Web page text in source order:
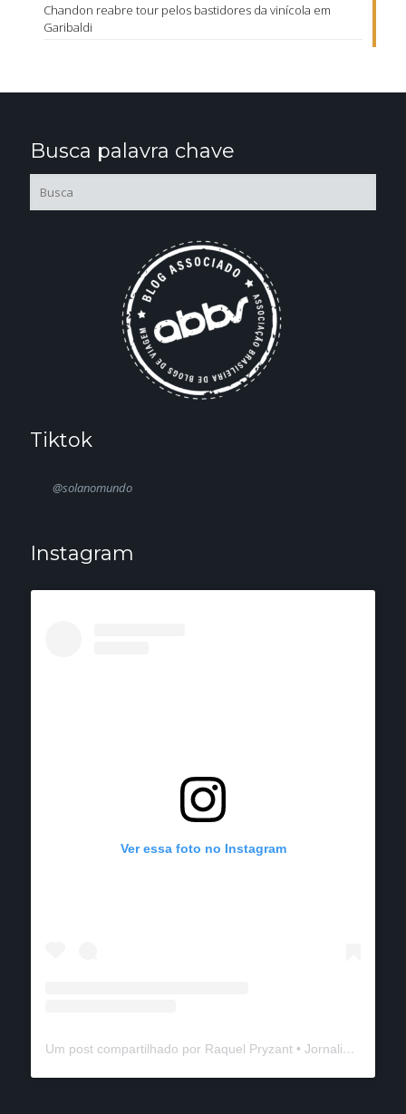
Chandon reabre tour pelos bastidores da vinícola em
Garibaldi
Busca palavra chave
Tiktok
@solanomundo
Instagram
Ver essa foto no Instagram
Um post compartilhado por Raquel Pryzant • Jornalismo de Viagem (@solanomundo)